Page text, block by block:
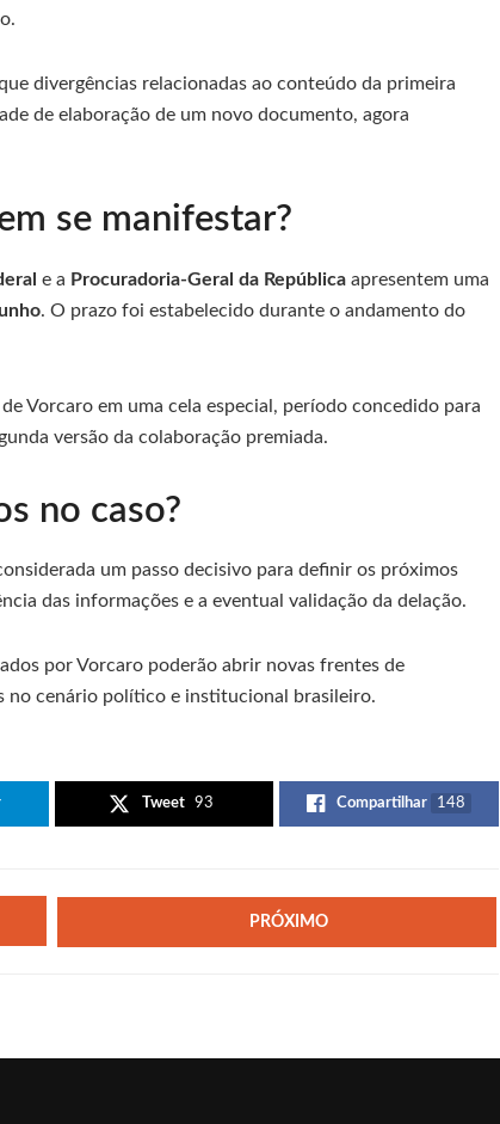
divergências relacionadas ao conteúdo da primeira
de elaboração de um novo documento, agora
se manifestar?
e a Procuradoria-Geral da República apresentem uma
. O prazo foi estabelecido durante o andamento do
Vorcaro em uma cela especial, período concedido para
versão da colaboração premiada.
no caso?
um passo decisivo para definir os próximos
das informações e a eventual validação da delação.
por Vorcaro poderão abrir novas frentes de
no cenário político e institucional brasileiro.
Tweet 93 Compartilhar 148
PRÓXIMO